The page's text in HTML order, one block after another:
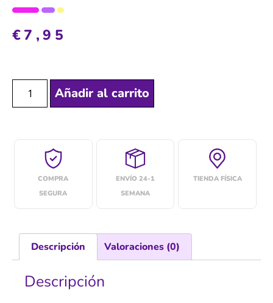
€7,95
Añadir al carrito
COMPRA
SEGURA
ENVÍO 24-1
SEMANA
TIENDA FÍSICA
Descripción Valoraciones (0)
Descripción